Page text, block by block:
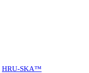
HRU-SKA™